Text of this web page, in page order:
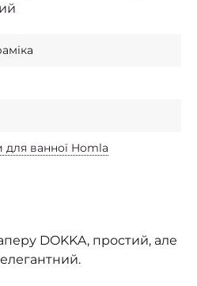
для ванної Homla
DOKKA, простий, але